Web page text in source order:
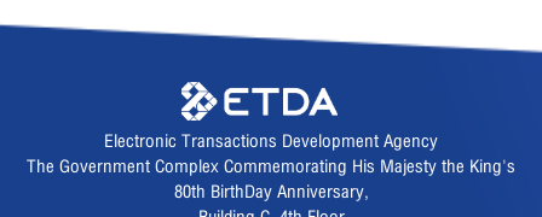
Electronic Transactions Development Agency
The Government Complex Commemorating His Majesty the King's
80th BirthDay Anniversary,